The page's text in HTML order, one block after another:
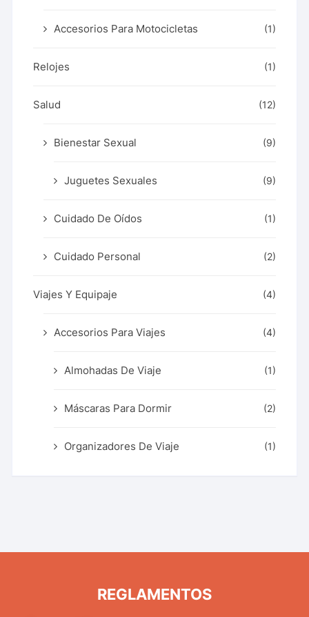
Accesorios Para Motocicletas (1)
Relojes (1)
Salud (12)
Bienestar Sexual (9)
Juguetes Sexuales (9)
Cuidado De Oídos (1)
Cuidado Personal (2)
Viajes Y Equipaje (4)
Accesorios Para Viajes (4)
Almohadas De Viaje (1)
Máscaras Para Dormir (2)
Organizadores De Viaje (1)
REGLAMENTOS